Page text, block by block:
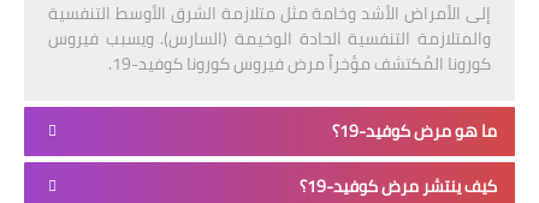
إلى الأمراض الأشد وخامة مثل متلازمة الشرق الأوسط التنفسية
والمتلازمة التنفسية الحادة الوخيمة (السارس). ويسبب فيروس
كورونا المُكتشف مؤخراً مرض فيروس كورونا كوفيد-19.
ما هو مرض كوفيد-19؟
كيف ينتشر مرض كوفيد-19؟